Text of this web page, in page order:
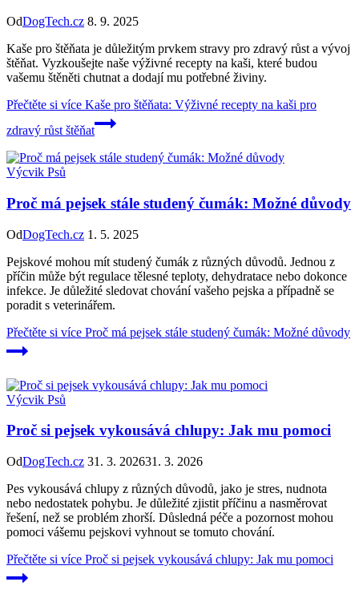
OdDogTech.cz 8. 9. 2025
Kaše pro štěňata je důležitým prvkem stravy pro zdravý růst a vývoj
štěňat. Vyzkoušejte naše výživné recepty na kaši, které budou
vašemu štěněti chutnat a dodají mu potřebné živiny.
Přečtěte si více Kaše pro štěňata: Výživné recepty na kaši pro
zdravý růst štěňat
Výcvik Psů
Proč má pejsek stále studený čumák: Možné důvody
OdDogTech.cz 1. 5. 2025
Pejskové mohou mít studený čumák z různých důvodů. Jednou z
příčin může být regulace tělesné teploty, dehydratace nebo dokonce
infekce. Je důležité sledovat chování vašeho pejska a případně se
poradit s veterinářem.
Přečtěte si více Proč má pejsek stále studený čumák: Možné důvody
Výcvik Psů
Proč si pejsek vykousává chlupy: Jak mu pomoci
OdDogTech.cz 31. 3. 202631. 3. 2026
Pes vykousává chlupy z různých důvodů, jako je stres, nudnota
nebo nedostatek pohybu. Je důležité zjistit příčinu a nasměrovat
řešení, než se problém zhorší. Důsledná péče a pozornost mohou
pomoci vášemu pejskovi vyhnout se tomuto chování.
Přečtěte si více Proč si pejsek vykousává chlupy: Jak mu pomoci